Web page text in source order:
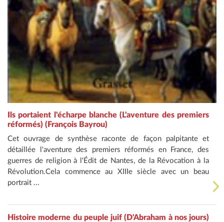
Ils portaient l'écharpe blanche (L'aventure des premiers
réformés) (François Bayrou)
Cet ouvrage de synthèse raconte de façon palpitante et
détaillée l'aventure des premiers réformés en France, des
guerres de religion à l'Édit de Nantes, de la Révocation à la
Révolution.Cela commence au XIIIe siècle avec un beau
portrait ...
Histoire moderne du peuple juif (D'Abraham à nos jours)